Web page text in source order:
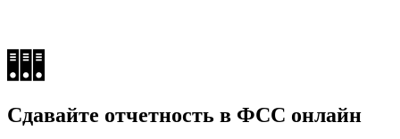
Сдавайте отчетность в ФСС онлайн